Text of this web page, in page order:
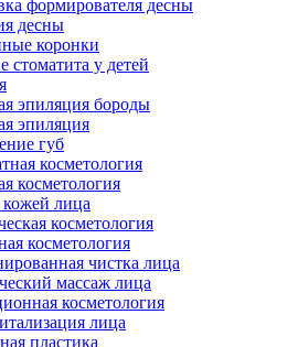
формирователя десны
десны
коронки
стоматита у детей
эпиляция бороды
эпиляция
губ
косметология
косметология
кожей лица
косметология
косметология
чистка лица
массаж лица
косметология
лица
пластика